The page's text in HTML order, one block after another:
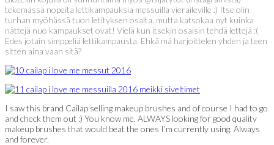
tekemässä nopeita lettikampauksia messuilla vieraileville :) Itse olin
turhan myöhässä tuon letityksen osalta, mutta katsokaa nyt kuinka
nättejä nuo kampaukset ovat! Vielä kun itsekin osaisin tehdä lettejä :(
Edes jotain simppeliä lettikampausta. Ehkä mä harjoittelen yhden ja teen
sitten aina vaan sitä?
I saw this brand Cailap selling makeup brushes and of course I had to go
and check them out :) You know me. ALWAYS looking for good quality
makeup brushes that would beat the ones I’m currently using. Always
and forever.